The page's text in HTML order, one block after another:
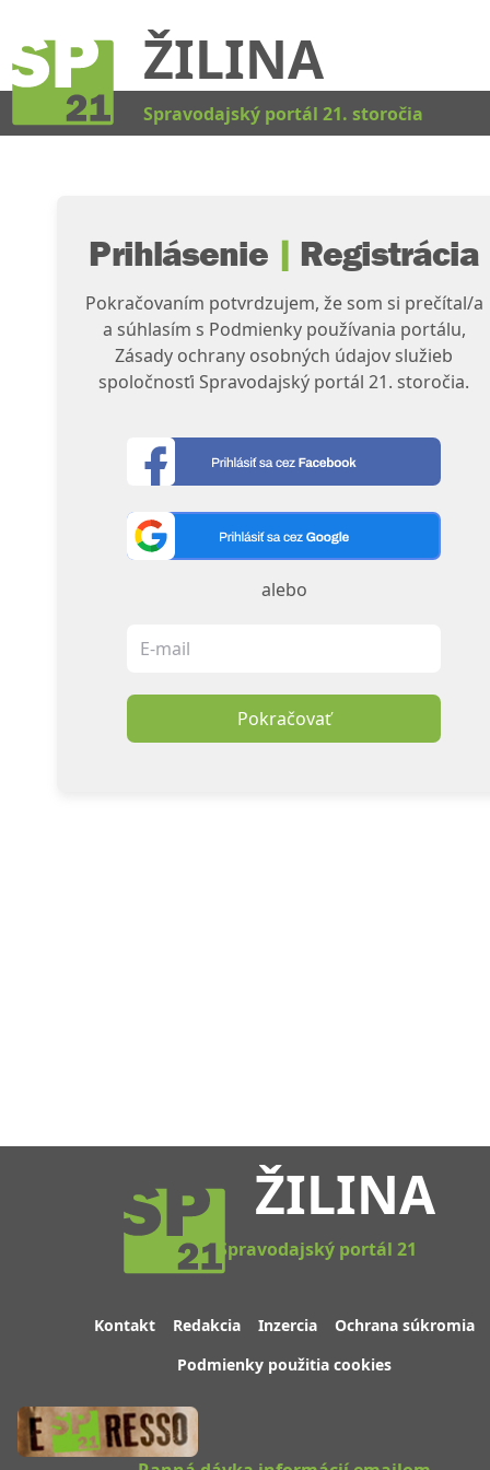
ŽILINA
Spravodajský portál 21. storočia
Prihlásenie | Registrácia
Pokračovaním potvrdzujem, že som si prečítal/a
a súhlasím s Podmienky používania portálu,
Zásady ochrany osobných údajov služieb
spoločnosťi Spravodajský portál 21. storočia.
alebo
Pokračovať
ŽILINA
Spravodajský portál 21
Kontakt Redakcia Inzercia
Ochrana súkromia
Podmienky použitia cookies